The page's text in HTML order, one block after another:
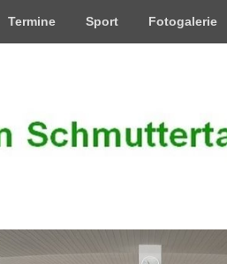
Termine Sport Fotogalerie